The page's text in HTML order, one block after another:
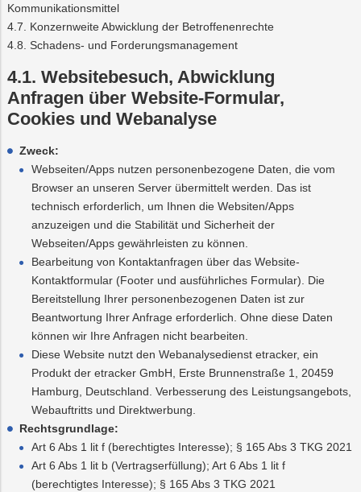
Kommunikationsmittel
4.7. Konzernweite Abwicklung der Betroffenenrechte
4.8. Schadens- und Forderungsmanagement
4.1. Websitebesuch, Abwicklung
Anfragen über Website-Formular,
Cookies und Webanalyse
Zweck:
Webseiten/Apps nutzen personenbezogene Daten, die vom
Browser an unseren Server übermittelt werden. Das ist
technisch erforderlich, um Ihnen die Websiten/Apps
anzuzeigen und die Stabilität und Sicherheit der
Webseiten/Apps gewährleisten zu können.
Bearbeitung von Kontaktanfragen über das Website-
Kontaktformular (Footer und ausführliches Formular). Die
Bereitstellung Ihrer personenbezogenen Daten ist zur
Beantwortung Ihrer Anfrage erforderlich. Ohne diese Daten
können wir Ihre Anfragen nicht bearbeiten.
Diese Website nutzt den Webanalysedienst etracker, ein
Produkt der etracker GmbH, Erste Brunnenstraße 1, 20459
Hamburg, Deutschland. Verbesserung des Leistungsangebots,
Webauftritts und Direktwerbung.
Rechtsgrundlage:
Art 6 Abs 1 lit f (berechtigtes Interesse); § 165 Abs 3 TKG 2021
Art 6 Abs 1 lit b (Vertragserfüllung); Art 6 Abs 1 lit f
(berechtigtes Interesse); § 165 Abs 3 TKG 2021